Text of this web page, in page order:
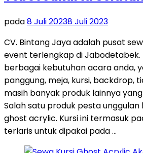
pada8 Juli 20238 Juli 2023
CV. Bintang Jaya adalah pusat
event terlengkap di Jabodetabek.
berbagai kebutuhan acara anda,
panggung, meja, kursi, backdrop,
masih banyak produk lainnya
Salah satu produk pesta unggulan
ghost acrylic. Kursi ini termasuk
terlaris untuk dipakai pada …